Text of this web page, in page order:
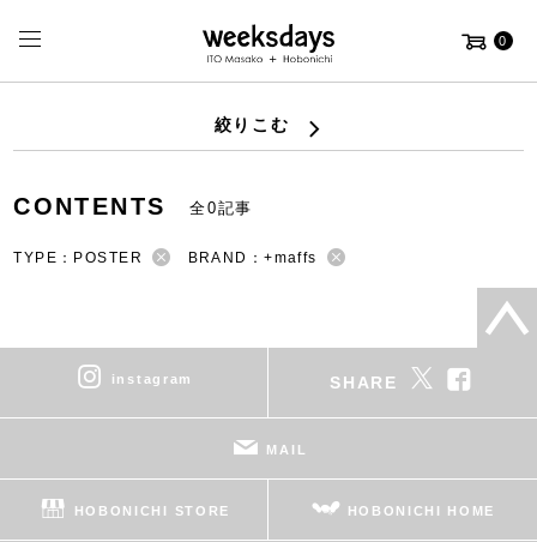
0
絞りこむ
CONTENTS 全0記事
TYPE：POSTER BRAND：+maffs
instagram SHARE
MAIL
HOBONICHI STORE HOBONICHI HOME